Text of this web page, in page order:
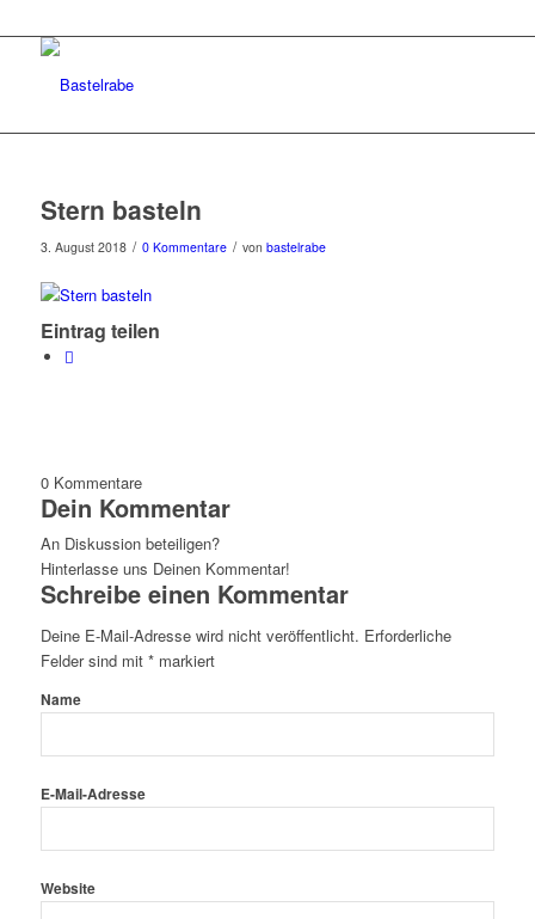
Stern basteln
3. August 2018 / 0 Kommentare / von bastelrabe
Eintrag teilen
0 Kommentare
Dein Kommentar
An Diskussion beteiligen?
Hinterlasse uns Deinen Kommentar!
Schreibe einen Kommentar
Deine E-Mail-Adresse wird nicht veröffentlicht. Erforderliche
Felder sind mit *markiert
Name
E-Mail-Adresse
Website